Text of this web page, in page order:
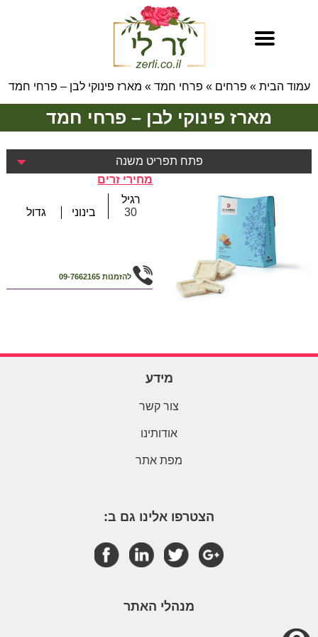
עמוד הבית » פרחים » פרחי חמד » מארז פינוקי לבן – פרחי חמד
מארז פינוקי לבן – פרחי חמד
פתח תפריט משנה
מחירי זרים
רגיל
30
בינוני גדול
להזמנות 09-7662165
מידע
צור קשר
אודותינו
מפת אתר
הצטרפו אלינו גם ב:
מנהלי האתר